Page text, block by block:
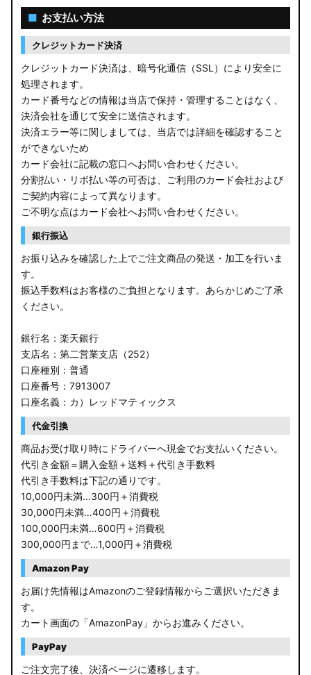
■ お支払い方法
クレジットカード決済
クレジットカード決済は、暗号化通信（SSL）により安全に
処理されます。
カード番号などの情報は当店で保持・管理することはなく、
決済会社を通じて安全に送信されます。
決済エラー等に関しましては、当店では詳細を確認すること
ができないため
カード会社に記載の窓口へお問い合わせください。
分割払い・リボ払い等の可否は、ご利用のカード会社および
ご契約内容によって異なります。
ご不明な点はカード会社へお問い合わせください。
銀行振込
お振り込みを確認した上でご注文商品の発送・加工を行いま
す。
振込手数料はお客様のご負担となります。あらかじめご了承
ください。
銀行名：楽天銀行
支店名：第二営業支店（252）
口座種別：普通
口座番号：7913007
口座名義：カ）レッドマティックス
代金引換
商品お受け取り時にドライバーへ現金でお支払いください。
代引き金額＝購入金額＋送料＋代引き手数料
代引き手数料は下記の通りです。
10,000円未満…300円＋消費税
30,000円未満…400円＋消費税
100,000円未満…600円＋消費税
300,000円まで…1,000円＋消費税
Amazon Pay
お届け先情報はAmazonのご登録情報からご選択いただきま
す。
カート画面の「AmazonPay」からお進みください。
PayPay
ご注文完了後、決済ページに遷移します。